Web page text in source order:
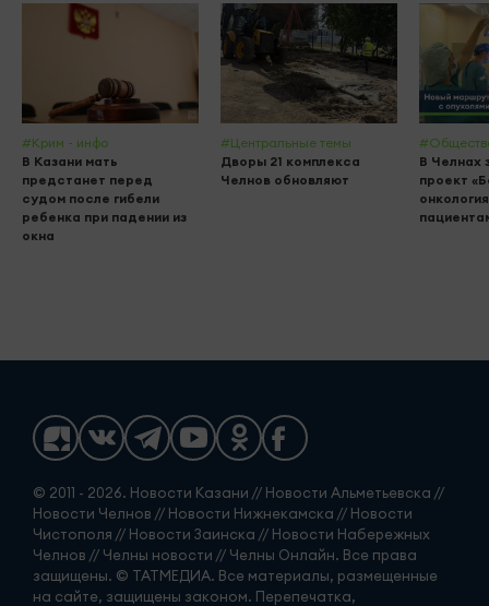
#Крим - инфо
В Казани мать
предстанет перед
судом после гибели
ребенка при падении из
окна
#Центральные темы
Дворы 21 комплекса
Челнов обновляют
В Челнах
проект
© 2011 - 2026. Новости Казани // Новости Альметьевска //
Новости Челнов // Новости Нижнекамска // Новости
Чистополя // Новости Заинска // Новости Набережных
Челнов // Челны новости // Челны Онлайн. Все права
защищены. © ТАТМЕДИА. Все материалы, размещенные
на сайте, защищены законом. Перепечатка,